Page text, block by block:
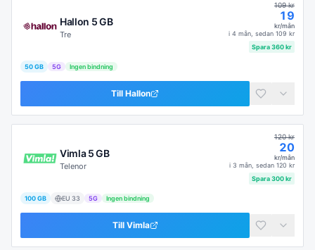
Hallon 5 GB
Tre
109kr
19
kr/mån
i 4 mån , sedan 109 kr
Spara360kr
50 GB 5G Ingen bindning
Till Hallon
Vimla 5 GB
Telenor
120kr
20
kr/mån
i 3 mån , sedan 120 kr
Spara300kr
100 GB EU 33 5G Ingen bindning
Till Vimla